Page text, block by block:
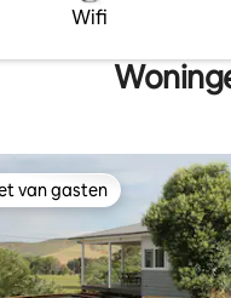
Wifi
van gasten
van gasten